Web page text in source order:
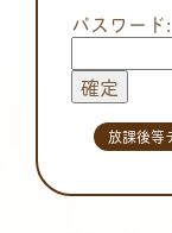
パスワード:
放課後等